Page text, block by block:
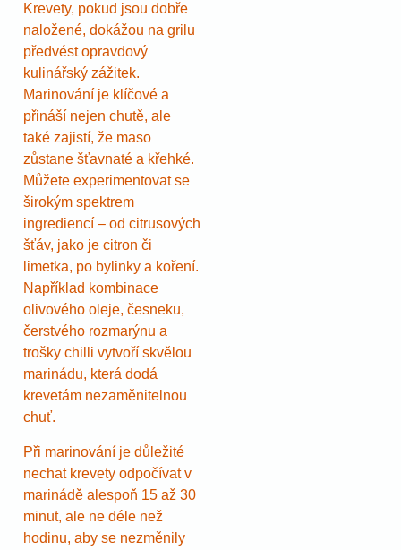
Krevety, pokud jsou dobře
naložené, dokážou na grilu
předvést opravdový
kulinářský zážitek.
Marinování je klíčové a
přináší nejen chutě, ale
také zajistí, že maso
zůstane šťavnaté a křehké.
Můžete experimentovat se
širokým spektrem
ingrediencí – od citrusových
šťáv, jako je citron či
limetka, po bylinky a koření.
Například kombinace
olivového oleje, česneku,
čerstvého rozmarýnu a
trošky chilli vytvoří skvělou
marinádu, která dodá
krevetám nezaměnitelnou
chuť.
Při marinování je důležité
nechat krevety odpočívat v
marinádě alespoň 15 až 30
minut, ale ne déle než
hodinu, aby se nezměnily